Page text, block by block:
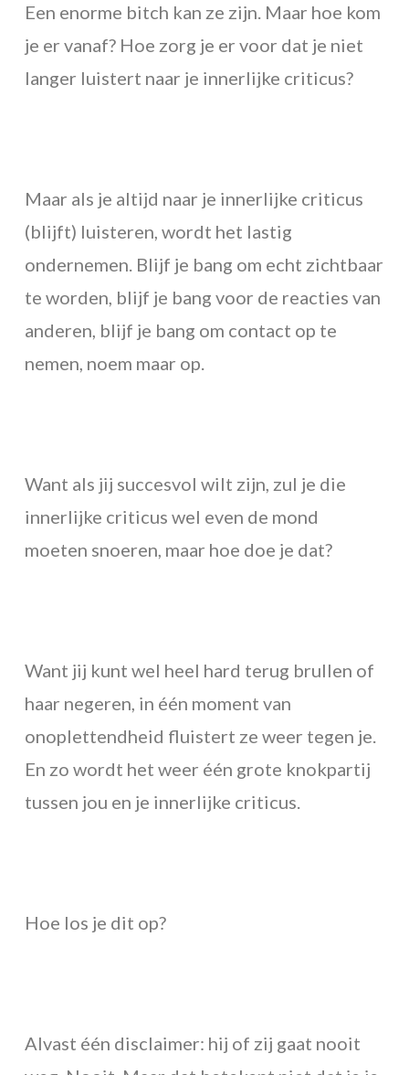
Een enorme bitch kan ze zijn. Maar hoe kom
je er vanaf? Hoe zorg je er voor dat je niet
langer luistert naar je innerlijke criticus?
Maar als je altijd naar je innerlijke criticus
(blijft) luisteren, wordt het lastig
ondernemen. Blijf je bang om echt zichtbaar
te worden, blijf je bang voor de reacties van
anderen, blijf je bang om contact op te
nemen, noem maar op.
Want als jij succesvol wilt zijn, zul je die
innerlijke criticus wel even de mond
moeten snoeren, maar hoe doe je dat?
Want jij kunt wel heel hard terug brullen of
haar negeren, in één moment van
onoplettendheid fluistert ze weer tegen je.
En zo wordt het weer één grote knokpartij
tussen jou en je innerlijke criticus.
Hoe los je dit op?
Alvast één disclaimer: hij of zij gaat nooit